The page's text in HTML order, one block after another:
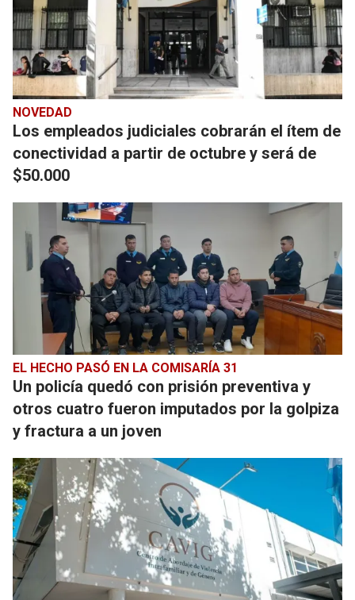
NOVEDAD
Los empleados judiciales cobrarán el ítem de
conectividad a partir de octubre y será de
$50.000
EL HECHO PASÓ EN LA COMISARÍA 31
Un policía quedó con prisión preventiva y
otros cuatro fueron imputados por la golpiza
y fractura a un joven